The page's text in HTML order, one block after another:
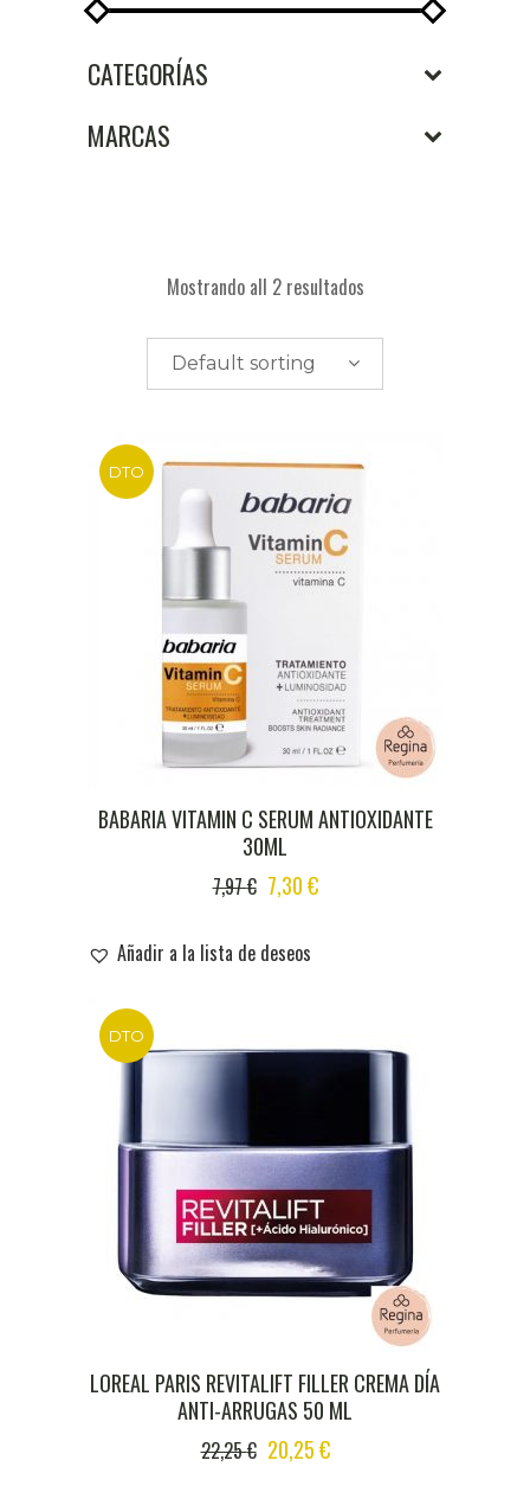
CATEGORÍAS
MARCAS
Mostrando all 2 resultados
Default sorting
DTO
BABARIA VITAMIN C SERUM ANTIOXIDANTE
30ML
7,97€ ORIGINAL
WAS:
7,97 €.
7,30€CURRENT
Añadir a la lista de deseos
DTO
LOREAL PARIS REVITALIFT FILLER CREMA DÍA
ANTI-ARRUGAS 50 ML
22,25€ ORIGINAL
20,25€CURRENT